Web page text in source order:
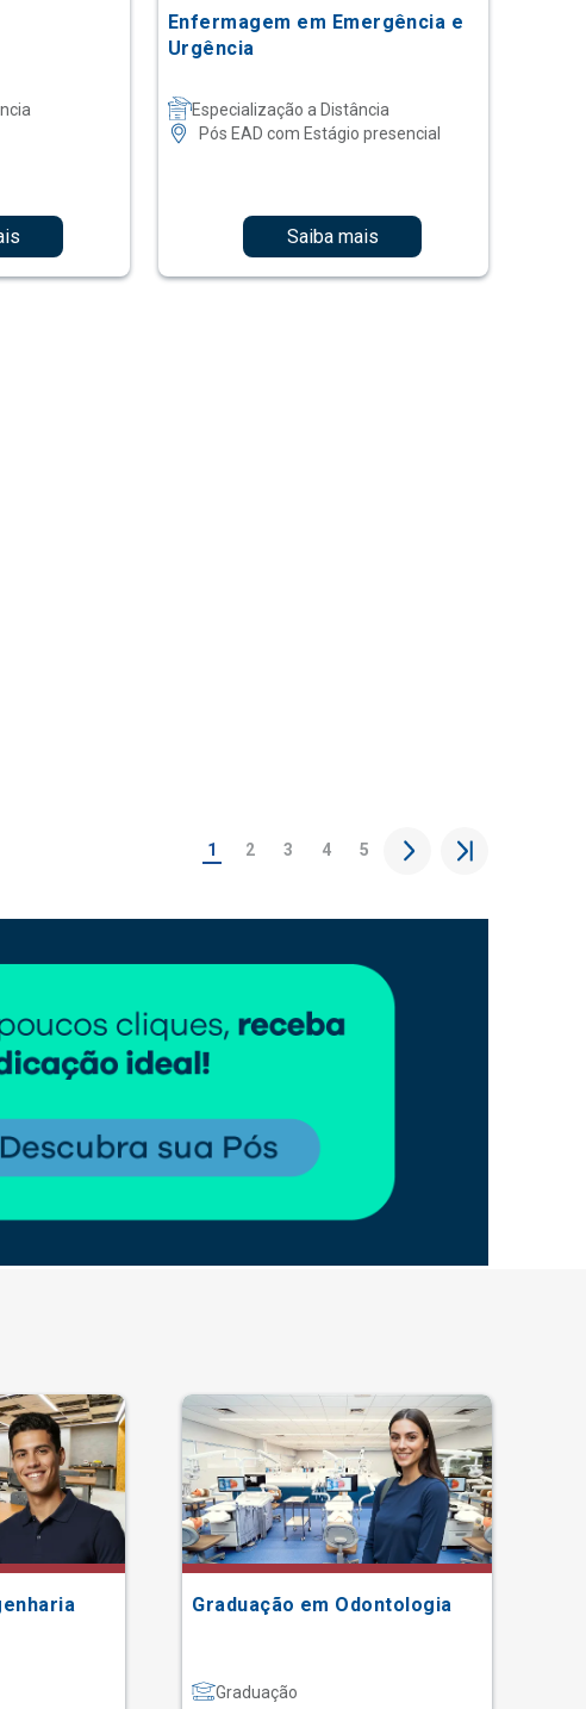
Enfermagem em Emergência e
Urgência
Especialização a Distância
Pós EAD com Estágio presencial
Saiba mais
1 2 3 4 5
Graduação em Odontologia
Graduação